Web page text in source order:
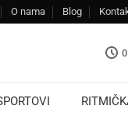
O nama Blog